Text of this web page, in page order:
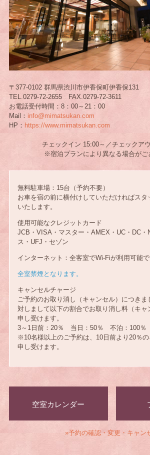
〒377-0102 群馬県渋川市伊香保町伊香保131
TEL.0279-72-2655 FAX.0279-72-3611
お電話受付時間：8：00～21：00
Mail： info@mimatsukan.com
HP： https://www.mimatsukan.com
チェックイン 15:00～／チェックア
※宿泊プランにより異なる場合がご
無料駐車場：15台（予約不要）
お車を宿の前に横付けしていただければスタ
いたします。
使用可能なクレジットカード
JCB・VISA・マスター・AMEX・UC・DC・
ス・UFJ・セゾン
インターネット：全客室でWi-Fiが利用可能で
全室禁煙となります。
キャンセルチャージ
ご予約のお取り消し（キャンセル）につきま
対しまして以下の割合でお取り消し料（キャ
申し受けます。
3～1日前：20％ 当日：50％ 不泊：100％
※10名様以上のご予約は、10日前より20％
申し受けます。
空室カレンダー
»予約の確認・変更・キャン